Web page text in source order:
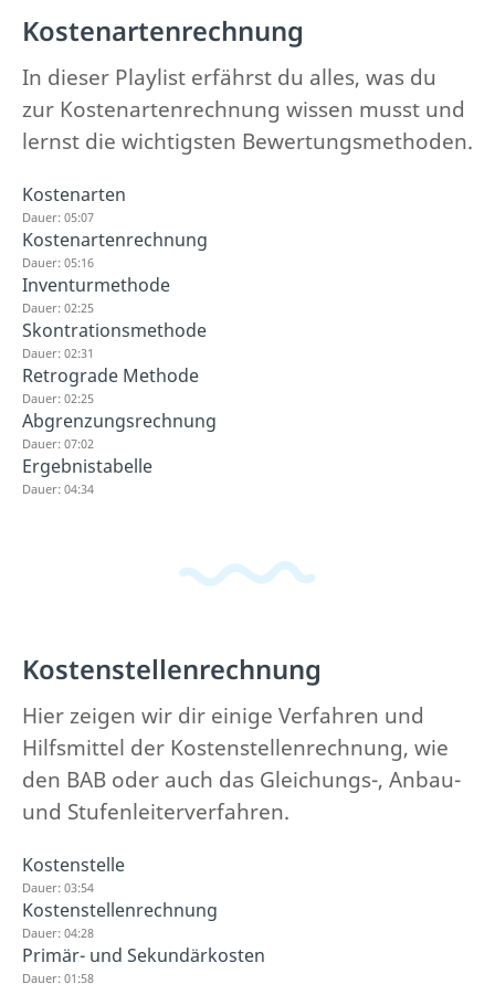
Kostenartenrechnung
In dieser Playlist erfährst du alles, was du
zur Kostenartenrechnung wissen musst und
lernst die wichtigsten Bewertungsmethoden.
Kostenarten
Dauer: 05:07
Kostenartenrechnung
Dauer: 05:16
Inventurmethode
Dauer: 02:25
Skontrationsmethode
Dauer: 02:31
Retrograde Methode
Dauer: 02:25
Abgrenzungsrechnung
Dauer: 07:02
Ergebnistabelle
Dauer: 04:34
Kostenstellenrechnung
Hier zeigen wir dir einige Verfahren und
Hilfsmittel der Kostenstellenrechnung, wie
den BAB oder auch das Gleichungs-, Anbau-
und Stufenleiterverfahren.
Kostenstelle
Dauer: 03:54
Kostenstellenrechnung
Dauer: 04:28
Primär- und Sekundärkosten
Dauer: 01:58